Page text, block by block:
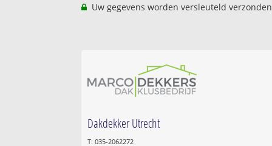
Uw gegevens worden versleuteld
Dakdekker Utrecht
T: 035-2062272